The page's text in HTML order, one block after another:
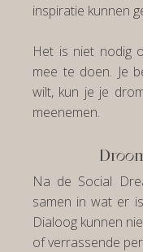
inspiratie kunnen
Het is niet nodig
mee te doen. Je
wilt, kun je je
meenemen.
Na de Social
samen in wat er
Dialoog kunnen
of verrassende